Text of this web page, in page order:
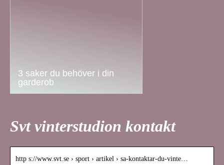
3 saker du behöver i din
garderob
Svt vinterstudion kontakt
http s://www.svt.se › sport › artikel › sa-kontaktar-du-vinte…